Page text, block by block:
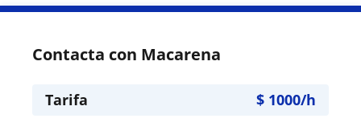
Contacta con Macarena
Tarifa $ 1000/h